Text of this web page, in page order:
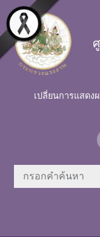
Skip to main content
เปลี่ยนการแสดง